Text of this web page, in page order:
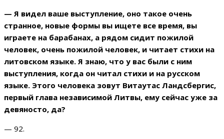
— Я видел ваше выступление, оно такое очень
странное, новые формы вы ищете все время, вы
играете на барабанах, а рядом сидит пожилой
человек, очень пожилой человек, и читает стихи на
литовском языке. Я знаю, что у вас были с ним
выступления, когда он читал стихи и на русском
языке. Этого человека зовут Витаутас Ландсбергис,
первый глава независимой Литвы, ему сейчас уже за
девяносто, да?
— 92.